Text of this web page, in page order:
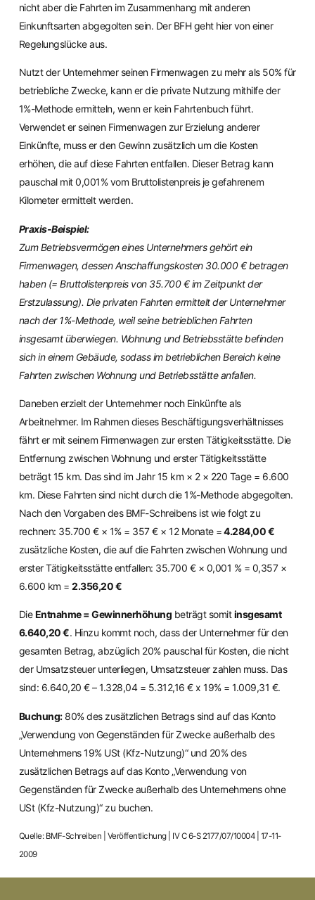
nicht aber die Fahrten im Zusammenhang mit anderen
Einkunftsarten abgegolten sein. Der BFH geht hier von einer
Regelungslücke aus.
Nutzt der Unternehmer seinen Firmenwagen zu mehr als 50% für
betriebliche Zwecke, kann er die private Nutzung mithilfe der
1%-Methode ermitteln, wenn er kein Fahrtenbuch führt.
Verwendet er seinen Firmenwagen zur Erzielung anderer
Einkünfte, muss er den Gewinn zusätzlich um die Kosten
erhöhen, die auf diese Fahrten entfallen. Dieser Betrag kann
pauschal mit 0,001% vom Bruttolistenpreis je gefahrenem
Kilometer ermittelt werden.
Praxis-Beispiel:
Zum Betriebsvermögen eines Unternehmers gehört ein
Firmenwagen, dessen Anschaffungskosten 30.000 € betragen
haben (= Bruttolistenpreis von 35.700 € im Zeitpunkt der
Erstzulassung). Die privaten Fahrten ermittelt der Unternehmer
nach der 1%-Methode, weil seine betrieblichen Fahrten
insgesamt überwiegen. Wohnung und Betriebsstätte befinden
sich in einem Gebäude, sodass im betrieblichen Bereich keine
Fahrten zwischen Wohnung und Betriebsstätte anfallen.
Daneben erzielt der Unternehmer noch Einkünfte als
Arbeitnehmer. Im Rahmen dieses Beschäftigungsverhältnisses
fährt er mit seinem Firmenwagen zur ersten Tätigkeitsstätte. Die
Entfernung zwischen Wohnung und erster Tätigkeitsstätte
beträgt 15 km. Das sind im Jahr 15 km × 2 × 220 Tage = 6.600
km. Diese Fahrten sind nicht durch die 1%-Methode abgegolten.
Nach den Vorgaben des BMF-Schreibens ist wie folgt zu
rechnen: 35.700 € × 1% = 357 € × 12 Monate =4.284,00 €
zusätzliche Kosten, die auf die Fahrten zwischen Wohnung und
erster Tätigkeitsstätte entfallen: 35.700 € × 0,001 % = 0,357 ×
6.600 km =2.356,20 €
DieEntnahme = Gewinnerhöhung beträgt somitinsgesamt
6.640,20 €. Hinzu kommt noch, dass der Unternehmer für den
gesamten Betrag, abzüglich 20% pauschal für Kosten, die nicht
der Umsatzsteuer unterliegen, Umsatzsteuer zahlen muss. Das
sind: 6.640,20 € – 1.328,04 = 5.312,16 € x 19% = 1.009,31 €.
Buchung:80% des zusätzlichen Betrags sind auf das Konto
„Verwendung von Gegenständen für Zwecke außerhalb des
Unternehmens 19% USt (Kfz-Nutzung)“ und 20% des
zusätzlichen Betrags auf das Konto „Verwendung von
Gegenständen für Zwecke außerhalb des Unternehmens ohne
USt (Kfz-Nutzung)“ zu buchen.
Quelle: BMF-Schreiben | Veröffentlichung | IV C 6-S 2177/07/10004 | 17-11-
2009